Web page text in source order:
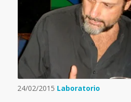
24/02/2015 Laboratorio